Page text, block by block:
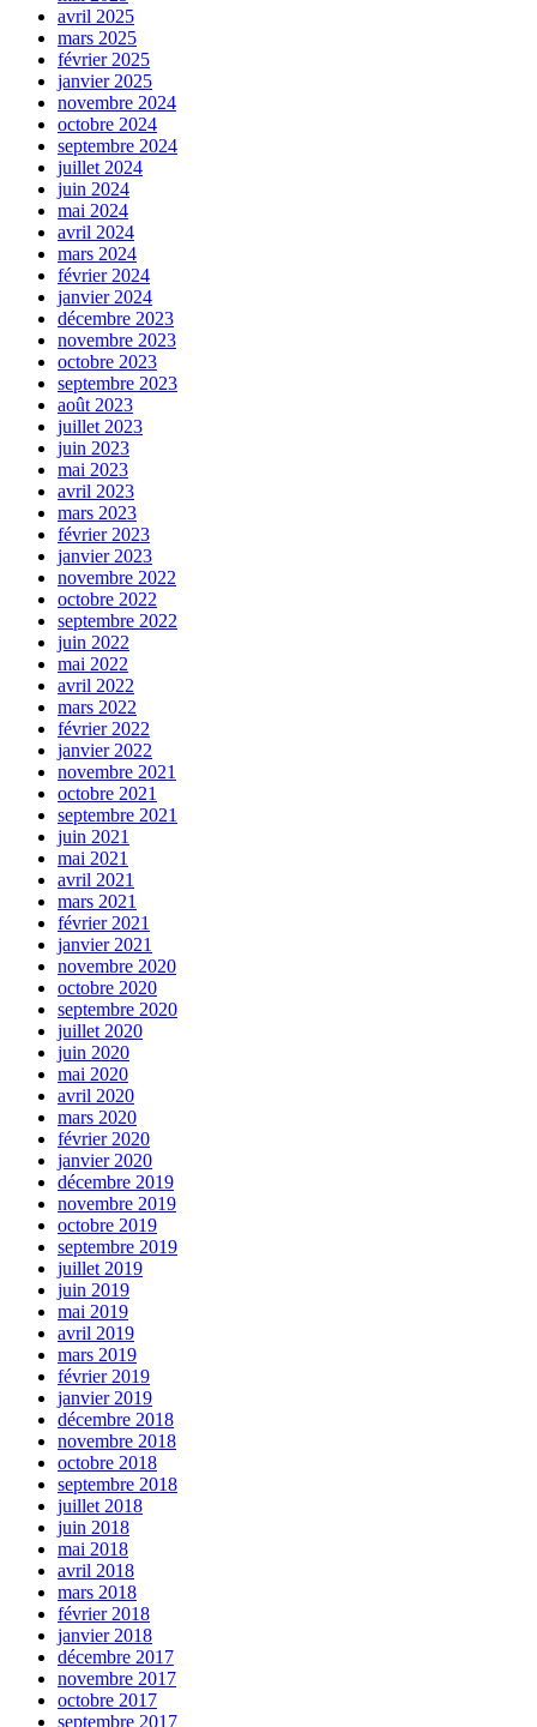
avril 2025
mars 2025
février 2025
janvier 2025
novembre 2024
octobre 2024
septembre 2024
juillet 2024
juin 2024
mai 2024
avril 2024
mars 2024
février 2024
janvier 2024
décembre 2023
novembre 2023
octobre 2023
septembre 2023
août 2023
juillet 2023
juin 2023
mai 2023
avril 2023
mars 2023
février 2023
janvier 2023
novembre 2022
octobre 2022
septembre 2022
juin 2022
mai 2022
avril 2022
mars 2022
février 2022
janvier 2022
novembre 2021
octobre 2021
septembre 2021
juin 2021
mai 2021
avril 2021
mars 2021
février 2021
janvier 2021
novembre 2020
octobre 2020
septembre 2020
juillet 2020
juin 2020
mai 2020
avril 2020
mars 2020
février 2020
janvier 2020
décembre 2019
novembre 2019
octobre 2019
septembre 2019
juillet 2019
juin 2019
mai 2019
avril 2019
mars 2019
février 2019
janvier 2019
décembre 2018
novembre 2018
octobre 2018
septembre 2018
juillet 2018
juin 2018
mai 2018
avril 2018
mars 2018
février 2018
janvier 2018
décembre 2017
novembre 2017
octobre 2017
septembre 2017